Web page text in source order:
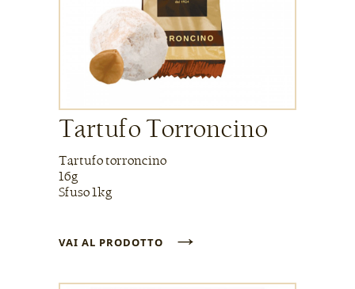
Tartufo Torroncino
Tartufo torroncino
16g
Sfuso 1kg
VAI AL PRODOTTO →